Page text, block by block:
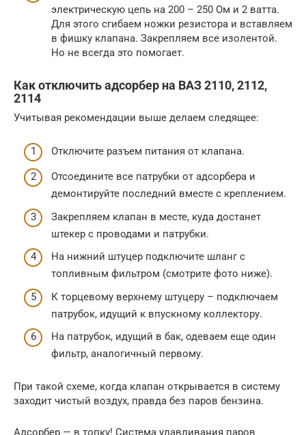
электрическую цепь на 200 – 250 Ом и 2 ватта.
Для этого сгибаем ножки резистора и вставляем
в фишку клапана. Закрепляем все изолентой.
Но не всегда это помогает.
Как отключить адсорбер на ВАЗ 2110, 2112,
2114
Учитывая рекомендации выше делаем следящее:
Отключите разъем питания от клапана.
Отсоедините все патрубки от адсорбера и
демонтируйте последний вместе с креплением.
Закрепляем клапан в месте, куда достанет
штекер с проводами и патрубки.
На нижний штуцер подключите шланг с
топливным фильтром (смотрите фото ниже).
К торцевому верхнему штуцеру – подключаем
патрубок, идущий к впускному коллектору.
На патрубок, идущий в бак, одеваем еще один
фильтр, аналогичный первому.
При такой схеме, когда клапан открывается в систему
заходит чистый воздух, правда без паров бензина.
Адсорбер — в топку! Система улавливания паров